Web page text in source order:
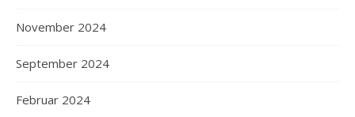
November 2024
September 2024
Februar 2024